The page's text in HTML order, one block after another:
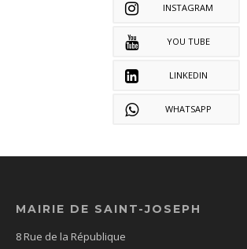
INSTAGRAM
YOU TUBE
LINKEDIN
WHATSAPP
MAIRIE DE SAINT-JOSEPH
8 Rue de la République